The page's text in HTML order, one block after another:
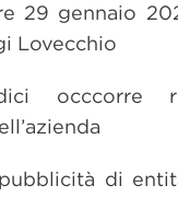
29 gennaio
Lovecchio
occcorre
di